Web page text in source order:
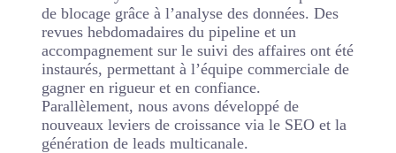
de blocage grâce à l’analyse des données. Des
revues hebdomadaires du pipeline et un
accompagnement sur le suivi des affaires ont été
instaurés, permettant à l’équipe commerciale de
gagner en rigueur et en confiance.
Parallèlement, nous avons développé de
nouveaux leviers de croissance via le SEO et la
génération de leads multicanale.